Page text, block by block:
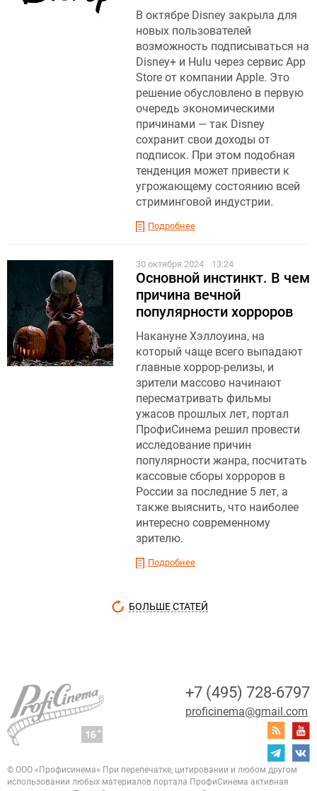
В октябре Disney закрыла для
новых пользователей
возможность подписываться на
Disney+ и Hulu через сервис App
Store от компании Apple. Это
решение обусловлено в первую
очередь экономическими
причинами — так Disney
сохранит свои доходы от
подписок. При этом подобная
тенденция может привести к
угрожающему состоянию всей
стриминговой индустрии.
Подробнее
30 октября 2024 13:24
Основной инстинкт. В чем
причина вечной
популярности хорроров
Накануне Хэллоуина, на
который чаще всего выпадают
главные хоррор-релизы, и
зрители массово начинают
пересматривать фильмы
ужасов прошлых лет, портал
ПрофиСинема решил провести
исследование причин
популярности жанра, посчитать
кассовые сборы хорроров в
России за последние 5 лет, а
также выяснить, что наиболее
интересно современному
зрителю.
Подробнее
БОЛЬШЕ СТАТЕЙ
+7 (495) 728-6797
proficinema@gmail.com
© ООО «Профисинема» При перепечатке, цитировании и любом другом
использовании любых материалов портала ПрофиСинема активная